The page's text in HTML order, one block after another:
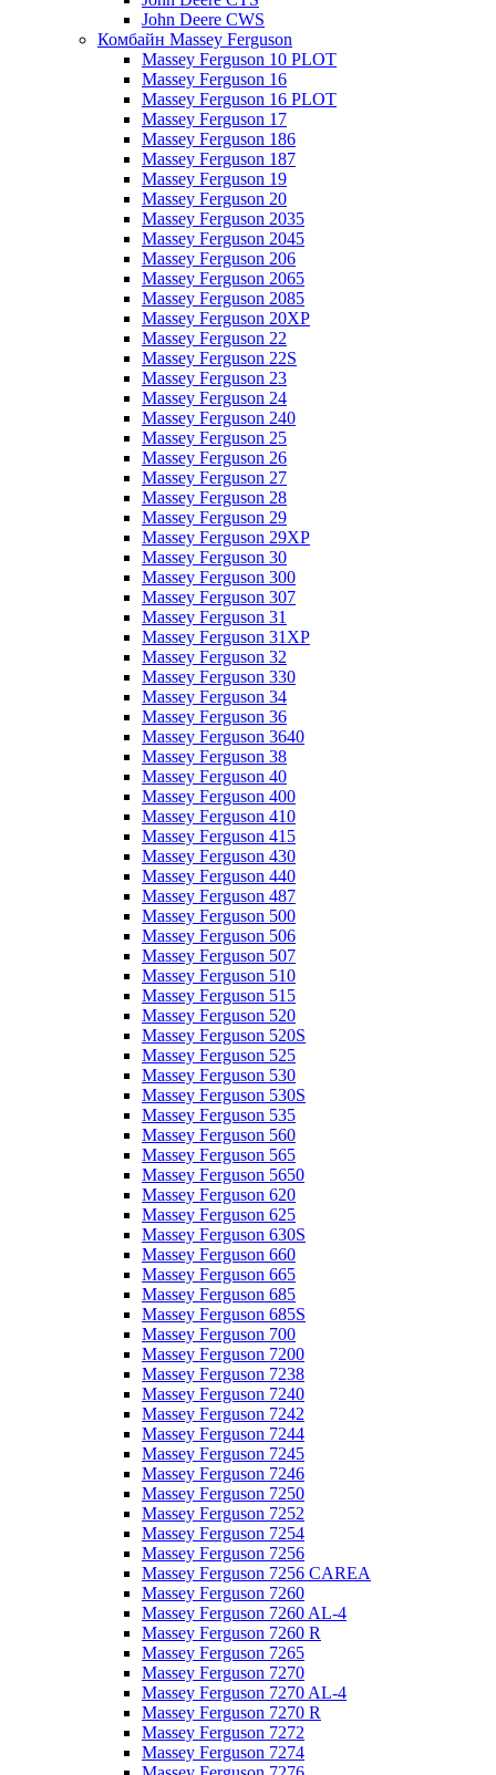
John Deere CWS
Комбайн Massey Ferguson
Massey Ferguson 10 PLOT
Massey Ferguson 16
Massey Ferguson 16 PLOT
Massey Ferguson 17
Massey Ferguson 186
Massey Ferguson 187
Massey Ferguson 19
Massey Ferguson 20
Massey Ferguson 2035
Massey Ferguson 2045
Massey Ferguson 206
Massey Ferguson 2065
Massey Ferguson 2085
Massey Ferguson 20XP
Massey Ferguson 22
Massey Ferguson 22S
Massey Ferguson 23
Massey Ferguson 24
Massey Ferguson 240
Massey Ferguson 25
Massey Ferguson 26
Massey Ferguson 27
Massey Ferguson 28
Massey Ferguson 29
Massey Ferguson 29XP
Massey Ferguson 30
Massey Ferguson 300
Massey Ferguson 307
Massey Ferguson 31
Massey Ferguson 31XP
Massey Ferguson 32
Massey Ferguson 330
Massey Ferguson 34
Massey Ferguson 36
Massey Ferguson 3640
Massey Ferguson 38
Massey Ferguson 40
Massey Ferguson 400
Massey Ferguson 410
Massey Ferguson 415
Massey Ferguson 430
Massey Ferguson 440
Massey Ferguson 487
Massey Ferguson 500
Massey Ferguson 506
Massey Ferguson 507
Massey Ferguson 510
Massey Ferguson 515
Massey Ferguson 520
Massey Ferguson 520S
Massey Ferguson 525
Massey Ferguson 530
Massey Ferguson 530S
Massey Ferguson 535
Massey Ferguson 560
Massey Ferguson 565
Massey Ferguson 5650
Massey Ferguson 620
Massey Ferguson 625
Massey Ferguson 630S
Massey Ferguson 660
Massey Ferguson 665
Massey Ferguson 685
Massey Ferguson 685S
Massey Ferguson 700
Massey Ferguson 7200
Massey Ferguson 7238
Massey Ferguson 7240
Massey Ferguson 7242
Massey Ferguson 7244
Massey Ferguson 7245
Massey Ferguson 7246
Massey Ferguson 7250
Massey Ferguson 7252
Massey Ferguson 7254
Massey Ferguson 7256
Massey Ferguson 7256 CAREA
Massey Ferguson 7260
Massey Ferguson 7260 AL-4
Massey Ferguson 7260 R
Massey Ferguson 7265
Massey Ferguson 7270
Massey Ferguson 7270 AL-4
Massey Ferguson 7270 R
Massey Ferguson 7272
Massey Ferguson 7274